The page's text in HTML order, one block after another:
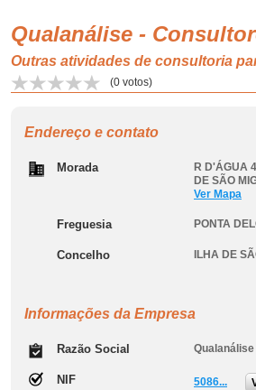
Qualanálise -
Outras atividades de consultoria
(0 votos)
Endereço e contato
Morada R D'ÁGUA
DE SÃO
Ver Mapa
Freguesia PONTA
Concelho ILHA DE
Informações da Empresa
Razão Social
NIF 5086...